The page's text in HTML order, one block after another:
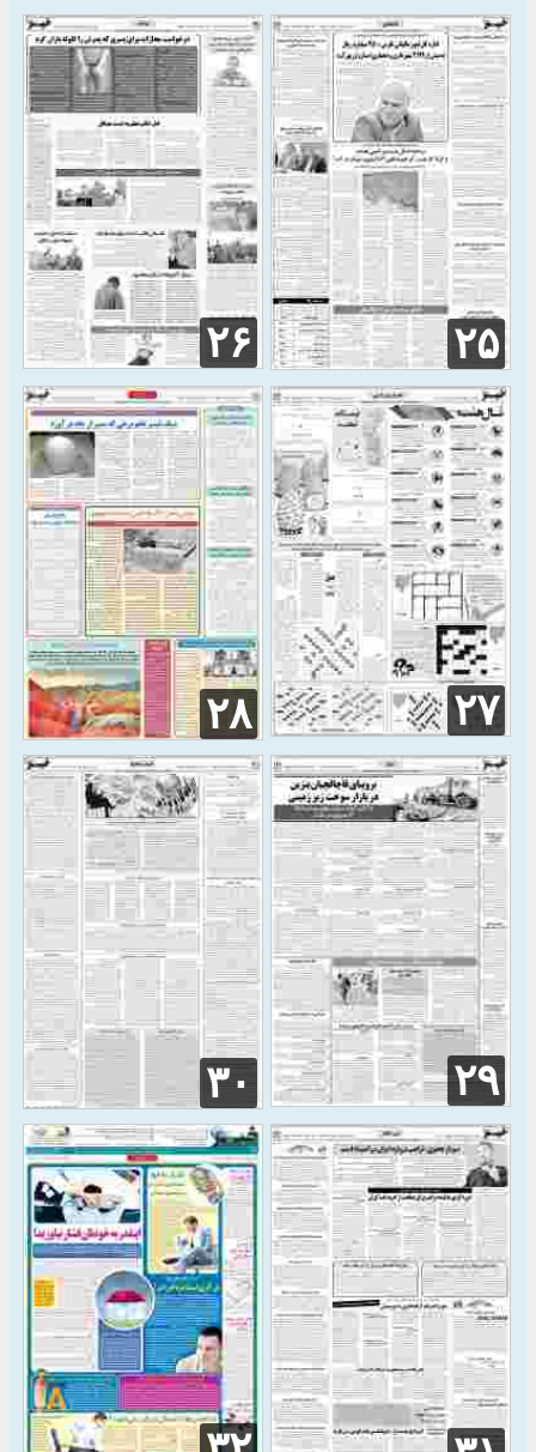
۲۵ ۲۶
۲۷ ۲۸
۲۹ ۳۰